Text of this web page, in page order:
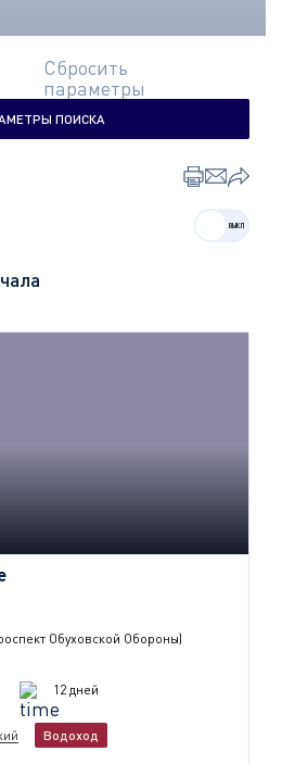
Сбросить
параметры
ПОИСКА
Обуховской Обороны)
12 дней
Водоход